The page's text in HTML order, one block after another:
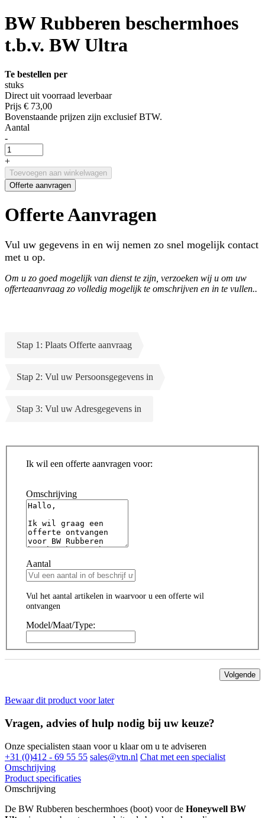
BW Rubberen beschermhoes
t.b.v. BW Ultra
Te bestellen per
stuks
Direct uit voorraad leverbaar
Prijs € 73,00
Bovenstaande prijzen zijn exclusief BTW.
Aantal
-
+
Toevoegen aan winkelwagen
Offerte aanvragen
Offerte Aanvragen
Vul uw gegevens in en wij nemen zo snel mogelijk contact
met u op.
Om u zo goed mogelijk van dienst te zijn, verzoeken wij u om uw
offerteaanvraag zo volledig mogelijk te omschrijven en in te vullen..
Stap 1: Plaats Offerte aanvraag
Stap 2: Vul uw Persoonsgegevens in
Stap 3: Vul uw Adresgegevens in
Ik wil een offerte aanvragen voor:
Omschrijving
Aantal
Vul het aantal artikelen in waarvoor u een offerte wil
ontvangen
Model/Maat/Type:
Volgende
Bewaar dit product voor later
Vragen, advies of hulp nodig bij uw keuze?
Onze specialisten staan voor u klaar om u te adviseren
+31 (0)412 - 69 55 55 sales@vtn.nl Chat met een specialist
Omschrijving
Product specificaties
Omschrijving
De BW Rubberen beschermhoes (boot) voor de Honeywell BW